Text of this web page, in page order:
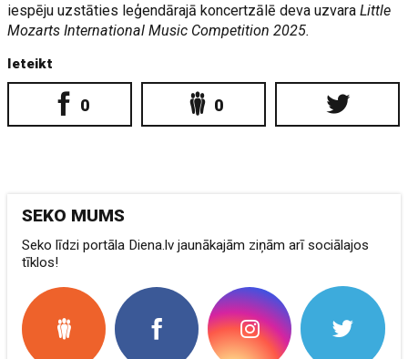
iespēju uzstāties leģendārajā koncertzālē deva uzvara Little
Mozarts International Music Competition 2025.
Ieteikt
0 0
SEKO MUMS
Seko līdzi portāla Diena.lv jaunākajām ziņām arī sociālajos
tīklos!